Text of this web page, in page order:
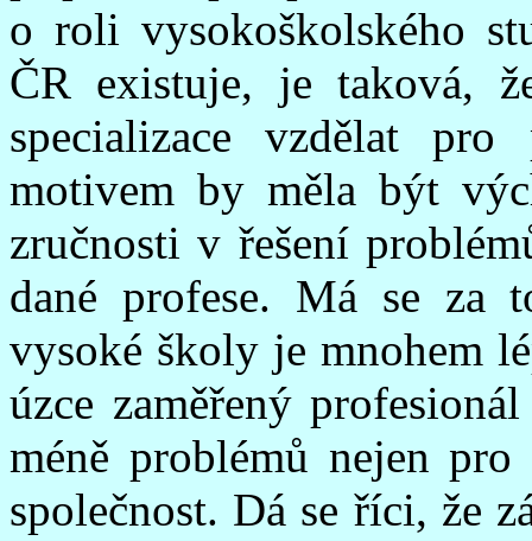
o roli vysokoškolského
ČR existuje, je taková,
specializace vzdělat
motivem by měla být
zručnosti v řešení
dané profese. Má se za
vysoké školy je mnohem
úzce zaměřený
méně problémů nejen
společnost. Dá se říci, že